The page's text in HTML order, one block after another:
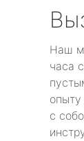
Наш
часа
опыту
с